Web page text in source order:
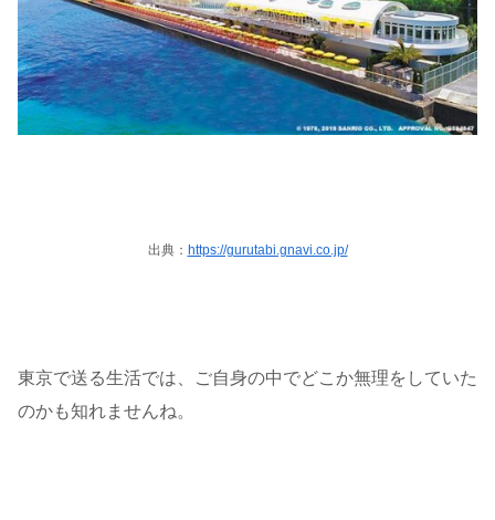
出典： https://gurutabi.gnavi.co.jp/
東京で送る生活では、ご自身の中でどこか無理をしていた
のかも知れませんね。